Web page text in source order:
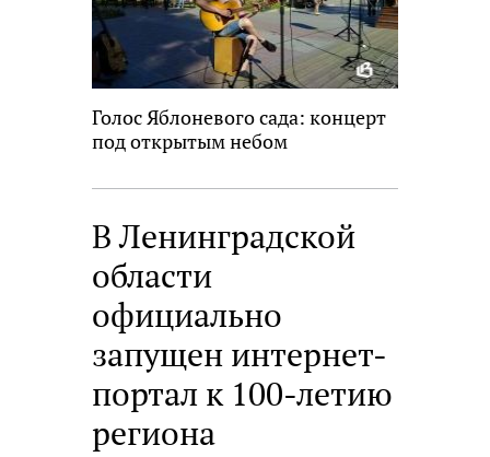
Голос Яблоневого сада: концерт
под открытым небом
В Ленинградской
области
официально
запущен интернет-
портал к 100-летию
региона